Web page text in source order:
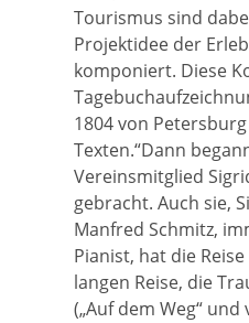
Tourismus sind
Projektidee der
komponiert. Diese
1804 von
Texten.“Dann
Vereinsmitglied
gebracht. Auch sie,
Manfred Schmitz,
Pianist, hat die
langen Reise, die
(„Auf dem Weg“